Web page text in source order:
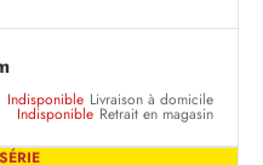
Indisponible Livraison à domicile
Indisponible Retrait en magasin